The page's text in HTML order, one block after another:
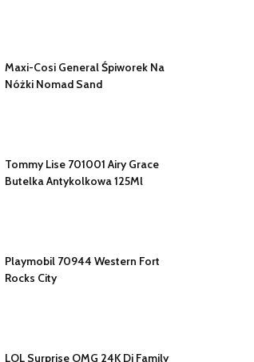
Maxi-Cosi General Śpiworek Na
Nóżki Nomad Sand
Tommy Lise 701001 Airy Grace
Butelka Antykolkowa 125Ml
Playmobil 70944 Western Fort
Rocks City
LOL Surprise OMG 24K Dj Family